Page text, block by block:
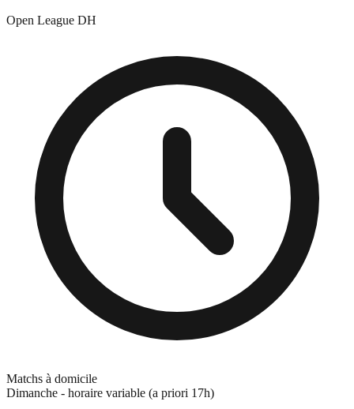
Open League DH
Matchs à domicile
Dimanche - horaire variable (a priori 17h)